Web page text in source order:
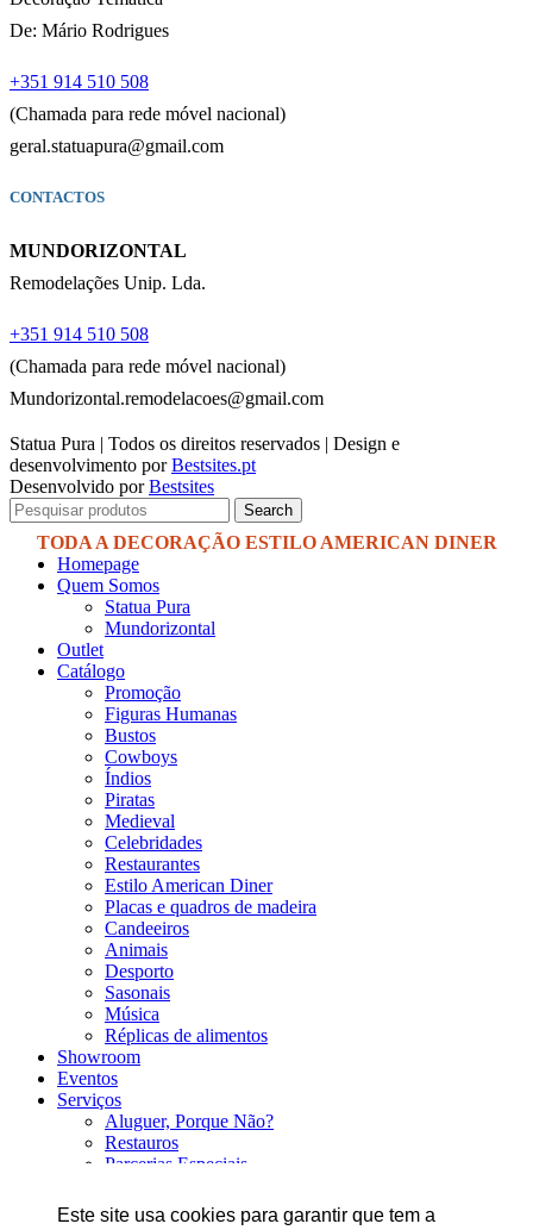
Este site usa cookies para garantir que tem a
De: Mário Rodrigues
+351 914 510 508
(Chamada para rede móvel nacional)
geral.statuapura@gmail.com
CONTACTOS
MUNDORIZONTAL
Remodelações Unip. Lda.
+351 914 510 508
(Chamada para rede móvel nacional)
Mundorizontal.remodelacoes@gmail.com
Statua Pura | Todos os direitos reservados | Design e
desenvolvimento porBestsites.pt
Desenvolvido porBestsites
Search
Homepage
Quem Somos
Statua Pura
Mundorizontal
Outlet
Catálogo
Promoção
Figuras Humanas
Bustos
Cowboys
Índios
Piratas
Medieval
Celebridades
Restaurantes
Estilo American Diner
Placas e quadros de madeira
Candeeiros
Animais
Desporto
Sasonais
Música
Réplicas de alimentos
Showroom
Eventos
Serviços
Aluguer, Porque Não?
Restauros
Parcerias Especiais
Carpintaria Mecânica